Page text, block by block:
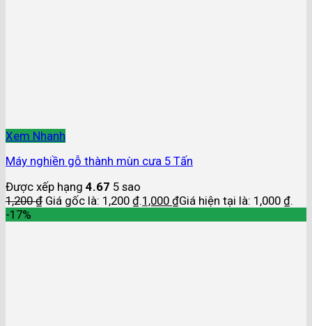
Xem Nhanh
Máy nghiền gỗ thành mùn cưa 5 Tấn
Được xếp hạng 4.67 5 sao
1,200₫ Giá gốc là: 1,200 ₫.1,000 ₫Giá hiện tại là: 1,000 ₫.
-17%